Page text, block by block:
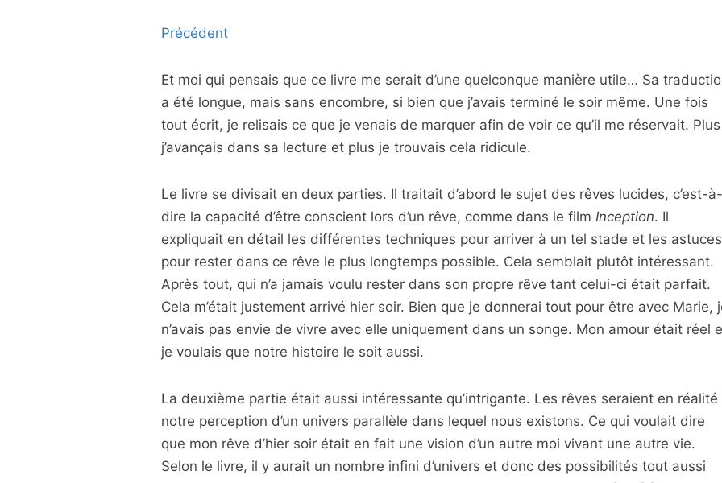
Précédent
Et moi qui pensais que ce livre me serait d’une quelconque manière utile… Sa
a été longue, mais sans encombre, si bien que j’avais terminé le soir même. Une fois
tout écrit, je relisais ce que je venais de marquer afin de voir ce qu’il me réservait. Plus
j’avançais dans sa lecture et plus je trouvais cela ridicule.
Le livre se divisait en deux parties. Il traitait d’abord le sujet des rêves lucides, c’est-à-
dire la capacité d’être conscient lors d’un rêve, comme dans le film Inception. Il
expliquait en détail les différentes techniques pour arriver à un tel stade et les astuces
pour rester dans ce rêve le plus longtemps possible. Cela semblait plutôt intéressant.
Après tout, qui n’a jamais voulu rester dans son propre rêve tant celui-ci était parfait.
Cela m’était justement arrivé hier soir. Bien que je donnerai tout pour être avec Marie,
n’avais pas envie de vivre avec elle uniquement dans un songe. Mon amour était réel
je voulais que notre histoire le soit aussi.
La deuxième partie était aussi intéressante qu’intrigante. Les rêves seraient en réalité
notre perception d’un univers parallèle dans lequel nous existons. Ce qui voulait dire
que mon rêve d’hier soir était en fait une vision d’un autre moi vivant une autre vie.
Selon le livre, il y aurait un nombre infini d’univers et donc des possibilités tout aussi